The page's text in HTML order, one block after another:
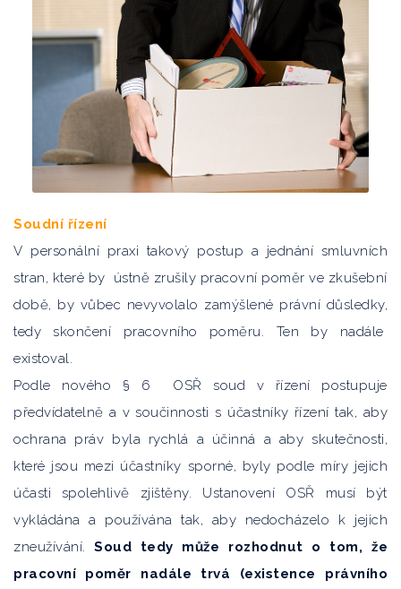
Soudní řízení
V personální praxi takový postup a jednání smluvních
stran, které by ústně zrušily pracovní poměr ve zkušební
době, by vůbec nevyvolalo zamýšlené právní důsledky,
tedy skončení pracovního poměru. Ten by nadále
existoval.
Podle nového § 6 OSŘ soud v řízení postupuje
předvídatelně a v součinnosti s účastníky řízení tak, aby
ochrana práv byla rychlá a účinná a aby skutečnosti,
které jsou mezi účastníky sporné, byly podle míry jejich
účasti spolehlivě zjištěny. Ustanovení OSŘ musí být
vykládána a používána tak, aby nedocházelo k jejich
zneužívání.Soud tedy může rozhodnut o tom, že
pracovní poměr nadále trvá (existence právního